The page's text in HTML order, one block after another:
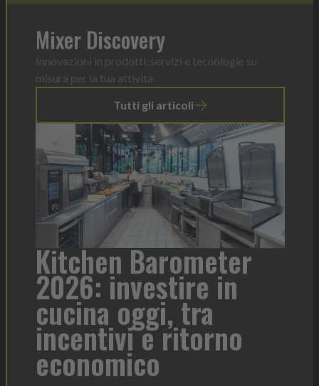
Mixer Discovery
Innovazioni in prodotti, servizi e tecnologie su
misura per la tua attività
Tutti gli articoli
Barometer
in
tra
e ritorno
Heinz
formato
contesto di
Heinz Mayonnaise